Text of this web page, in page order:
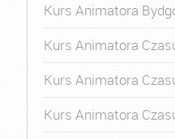
Kurs Animatora
Kurs Animatora
Kurs Animatora
Kurs Animatora